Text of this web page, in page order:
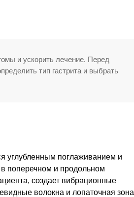
и ускорить лечение. Перед
тип гастрита и выбрать
углубленным поглаживанием и
поперечном и продольном
создает вибрационные
волокна и лопаточная зона